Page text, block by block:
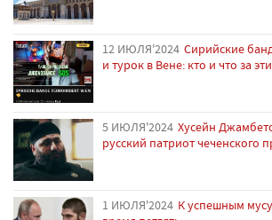
12 ИЮЛЯ'2024 Сирийские
и турок в Вене: кто и что за
5 ИЮЛЯ'2024 Хусейн
русский патриот чеченского
1 ИЮЛЯ'2024 К успешным